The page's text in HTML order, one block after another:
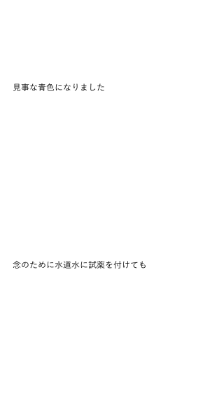
見事な青色になりました
念のために水道水に試薬を付けても